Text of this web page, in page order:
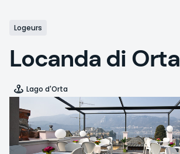
Logeurs
Locanda di Orta
Lago d'Orta